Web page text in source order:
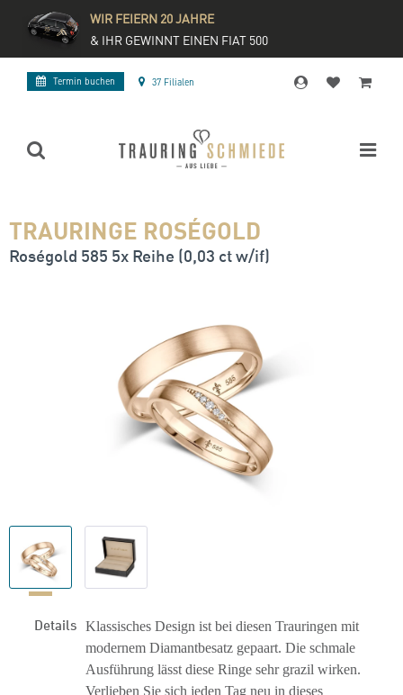
WIR FEIERN 20 JAHRE
& IHR GEWINNT EINEN FIAT 500
Termin buchen 37 Filialen
TRAURINGE ROSÉGOLD
Roségold 585 5x Reihe (0,03 ct w/if)
Details Klassisches Design ist bei diesen Trauringen mit
modernem Diamantbesatz gepaart. Die schmale
Ausführung lässt diese Ringe sehr grazil wirken.
Verlieben Sie sich jeden Tag neu in dieses